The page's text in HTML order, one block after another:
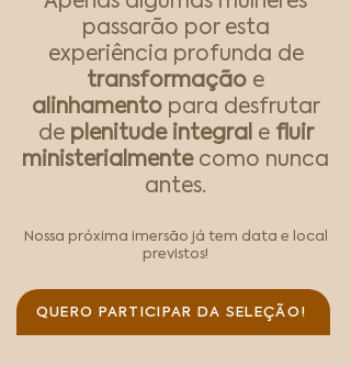
passarão por esta
experiência profunda de
transformação e
alinhamentopara desfrutar
de plenitude integral e fluir
ministerialmentecomo nunca
antes.
Nossa próxima imersão já tem data e local
previstos!
QUERO PARTICIPAR DA SELEÇÃO!